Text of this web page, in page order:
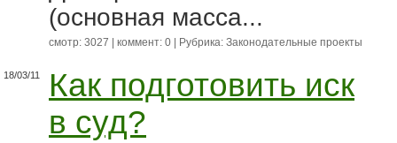
(основная масса...
смотр: 3027 | коммент: 0 | Рубрика: Законодательные проекты
18/03/11
Как подготовить иск
в суд?